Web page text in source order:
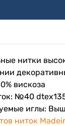
нитки
вискоза
№40
иглы:
ниток